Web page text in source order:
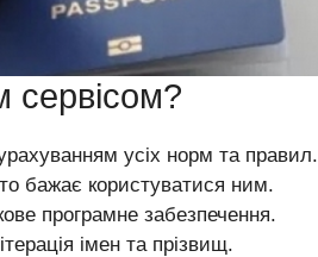
сервісом?
усіх норм та правил.
бажає користуватися ним.
програмне забезпечення.
імен та прізвищ.